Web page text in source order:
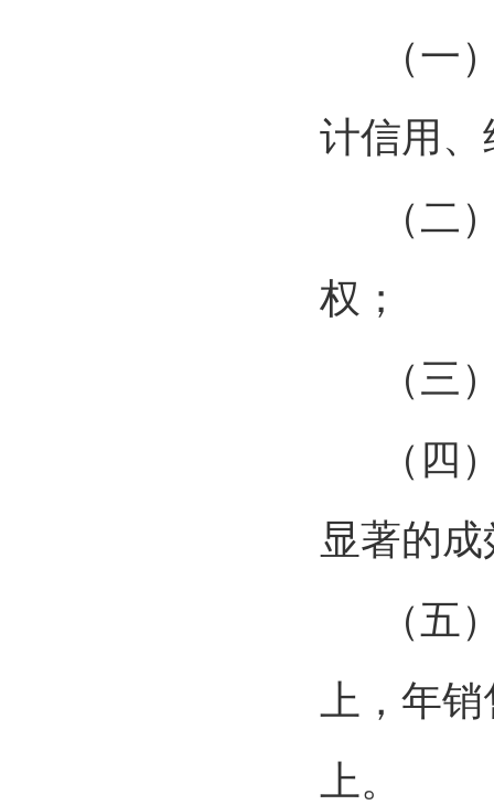
（一
计信用
（二
权；
（三
（四
显著的
（五
上，年
上。